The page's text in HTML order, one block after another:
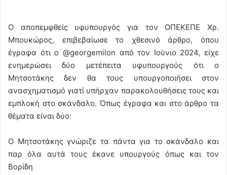
Ο αποπεμφθείς υφυπουργός για τον ΟΠΕΚΕΠΕ Χρ.
Μπουκώρος, επιβεβαίωσε το χθεσινό άρθρο, όπου
έγραφα ότι ο @georgemilon από τον Ιούνιο 2024, είχε
ενημερώσει δύο μετέπειτα υφυπουργούς ότι ο
Μητσοτάκης δεν θα τους υπουργοποιήσει στον
ανασχηματισμό γιατί υπήρχαν παρακολουθήσεις τους και
εμπλοκή στο σκάνδαλο. Όπως έγραφα και στο άρθρο τα
θέματα είναι δύο:
Ο Μητσοτάκης γνώριζε τα πάντα για το σκάνδαλο και
παρ όλα αυτά τους έκανε υπουργούς όπως και τον
Βορίδη